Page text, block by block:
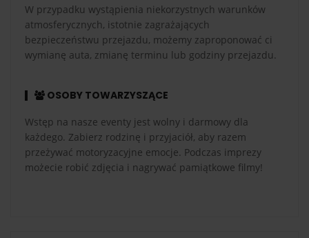
W przypadku wystąpienia niekorzystnych warunków
atmosferycznych, istotnie zagrażających
bezpieczeństwu przejazdu, możemy zaproponować ci
wymianę auta, zmianę terminu lub godziny przejazdu.
OSOBY TOWARZYSZĄCE
Wstęp na nasze eventy jest wolny i darmowy dla
każdego. Zabierz rodzinę i przyjaciół, aby razem
przeżywać motoryzacyjne emocje. Podczas imprezy
możecie robić zdjęcia i nagrywać pamiątkowe filmy!